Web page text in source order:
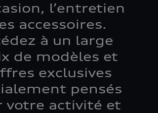
l’entretien
accessoires.
à un large
de modèles et
exclusives
pensés
votre activité et